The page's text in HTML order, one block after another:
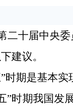
二十届中央
建议。
时期是基本
”时期我国